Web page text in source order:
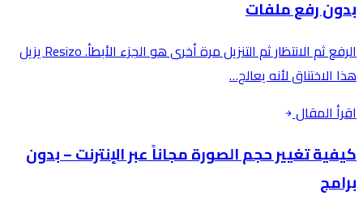
بدون رفع ملفات
الرفع ثم الانتظار ثم التنزيل مرة أخرى هو الجزء الأبطأ. Resizo يزيل
هذا الاختناق لأنه يعالج…
اقرأ المقال
كيفية تغيير حجم الصورة مجاناً عبر الإنترنت – بدون
برامج